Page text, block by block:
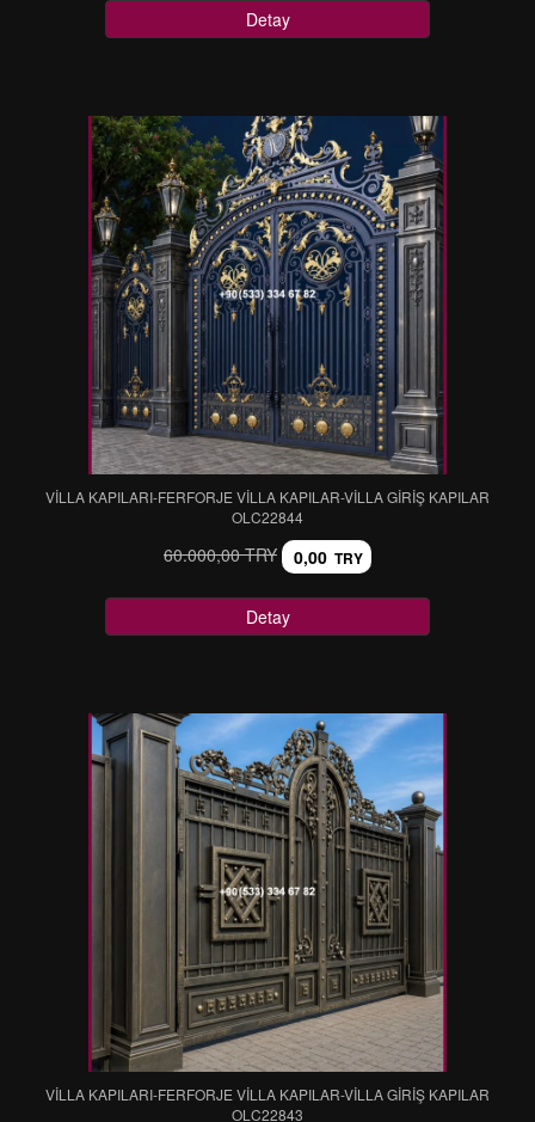
Detay
VİLLA KAPILARI-FERFORJE VİLLA KAPILAR-VİLLA GİRİŞ KAPILAR
OLC22844
60.000,00 TRY 0,00 TRY
Detay
VİLLA KAPILARI-FERFORJE VİLLA KAPILAR-VİLLA GİRİŞ KAPILAR
OLC22843